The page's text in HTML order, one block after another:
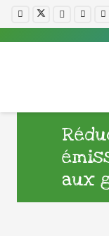
aux